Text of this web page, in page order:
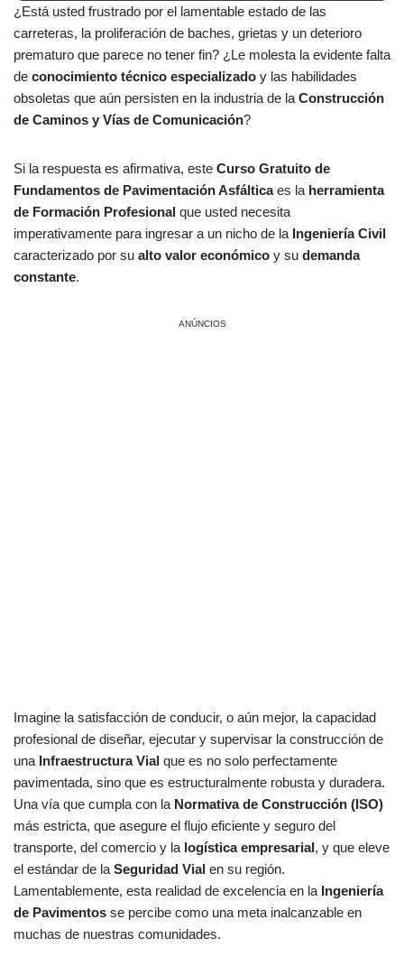
¿Está usted frustrado por el lamentable estado de las
carreteras, la proliferación de baches, grietas y un deterioro
prematuro que parece no tener fin? ¿Le molesta la evidente falta
de conocimiento técnico especializado y las habilidades
obsoletas que aún persisten en la industria de la Construcción
de Caminos y Vías de Comunicación?
Si la respuesta es afirmativa, este Curso Gratuito de
Fundamentos de Pavimentación Asfálticaes la herramienta
de Formación Profesional que usted necesita
imperativamente para ingresar a un nicho de la Ingeniería Civil
caracterizado por su alto valor económico y su demanda
constante.
ANÚNCIOS
Imagine la satisfacción de conducir, o aún mejor, la capacidad
profesional de diseñar, ejecutar y supervisar la construcción de
una Infraestructura Vial que es no solo perfectamente
pavimentada, sino que es estructuralmente robusta y duradera.
Una vía que cumpla con la Normativa de Construcción (ISO)
más estricta, que asegure el flujo eficiente y seguro del
transporte, del comercio y la logística empresarial, y que eleve
el estándar de la Seguridad Vial en su región.
Lamentablemente, esta realidad de excelencia en la Ingeniería
de Pavimentos se percibe como una meta inalcanzable en
muchas de nuestras comunidades.